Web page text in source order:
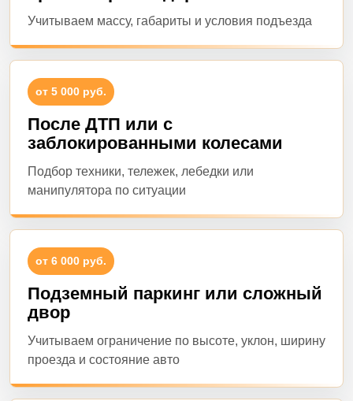
Учитываем массу, габариты и условия подъезда
от 5 000 руб.
После ДТП или с
заблокированными колесами
Подбор техники, тележек, лебедки или
манипулятора по ситуации
от 6 000 руб.
Подземный паркинг или сложный
двор
Учитываем ограничение по высоте, уклон, ширину
проезда и состояние авто